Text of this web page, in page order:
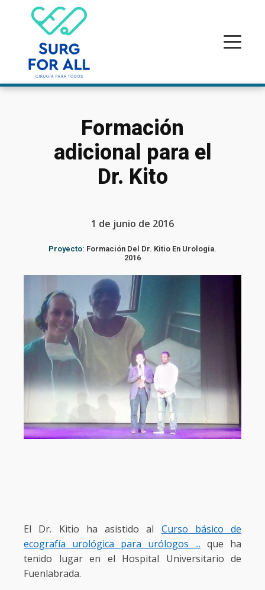
Formación
adicional para el
Dr. Kito
1 de junio de 2016
Proyecto: Formación Del Dr. Kitio En Urología.
2016
El Dr. Kitio ha asistido al Curso básico de
ecografía urológica para urólogos ... que ha
tenido lugar en el Hospital Universitario de
Fuenlabrada.